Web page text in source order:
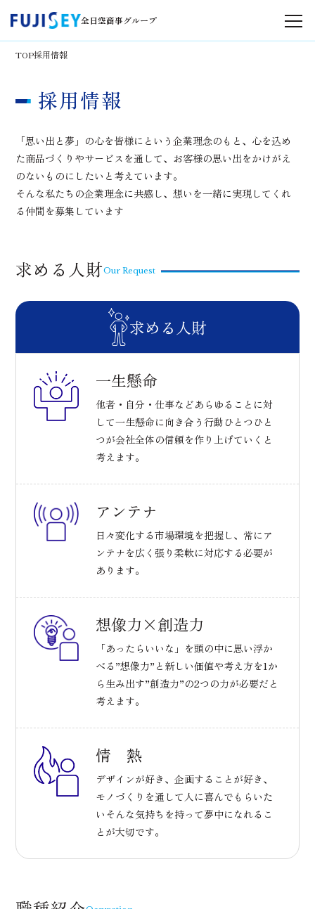
全日空商事グループ
会社案内
サステナビリティ
TOP採用情報
採用情報
「思い出と夢」の心を皆様にという企業理念のもと、 心を込め
た商品づくりやサービスを通して、お客様の思い出をかけがえ
のないものにしたいと考えています。
そんな私たちの企業理念に共感し、想いを一緒に実現してくれ
る仲間を募集しています
求める人財Our Request
求める人財
一生懸命
他者・自分・仕事などあらゆることに対
して一生懸命に向き合う行動ひとつひと
つが会社全体の信頼を作り上げていくと
考えます。
アンテナ
日々変化する市場環境を把握し、常にア
ンテナを広く張り柔軟に対応する必要が
あります。
想像力×創造力
「あったらいいな」を頭の中に思い浮か
べる”想像力”と 新しい価値や考え方を1か
ら生み出す”創造力”の2つの力が必要だと
考えます。
情 熱
デザインが好き、企画することが好き、
モノづくりを通して人に喜んでもらいた
い そんな気持ちを持って夢中になれるこ
とが大切です。